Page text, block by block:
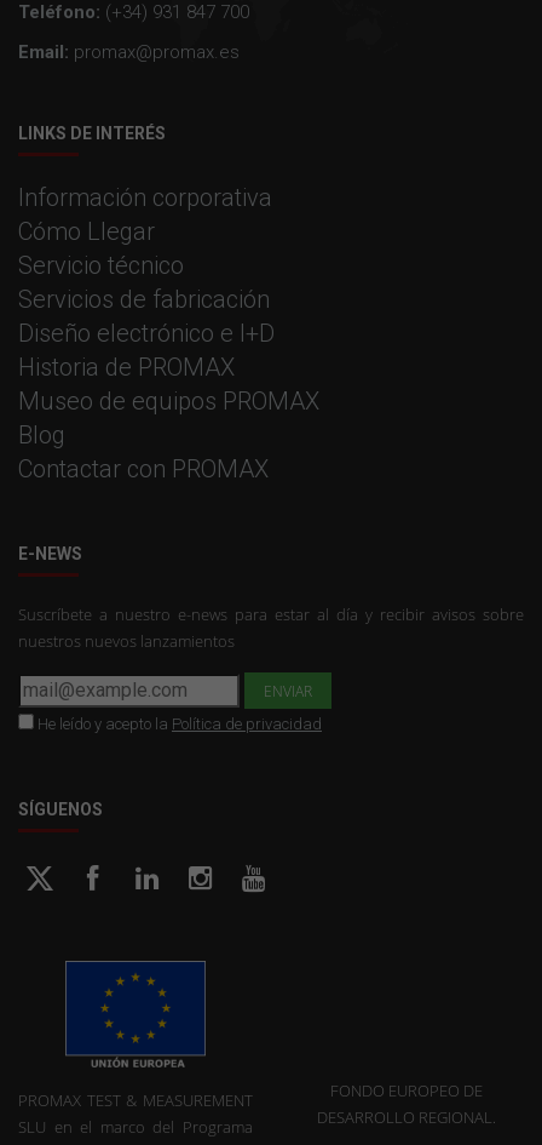
Teléfono: (+34) 931 847 700
Email: promax@promax.es
LINKS DE INTERÉS
Información corporativa
Cómo Llegar
Servicio técnico
Servicios de fabricación
Diseño electrónico e I+D
Historia de PROMAX
Museo de equipos PROMAX
Blog
Contactar con PROMAX
E-NEWS
Suscríbete a nuestro e-news para estar al día y recibir avisos sobre
nuestros nuevos lanzamientos
He leído y acepto la Política de privacidad
SÍGUENOS
PROMAX TEST & MEASUREMENT
SLU en el marco del Programa
FONDO EUROPEO DE
DESARROLLO REGIONAL.